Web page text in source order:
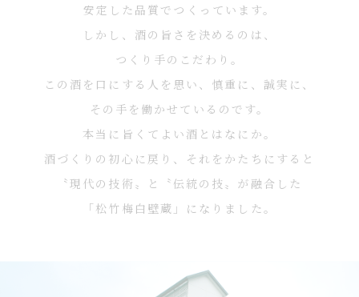
安定した品質でつくっています。
しかし、酒の旨さを決めるのは、
つくり手のこだわり。
この酒を口にする人を思い、慎重に、誠実に、
その手を働かせているのです。
本当に旨くてよい酒とはなにか。
酒づくりの初心に戻り、それをかたちにすると
〝現代の技術〟
と〝伝統の技〟が融合した
「松竹梅白壁蔵」 になりました。